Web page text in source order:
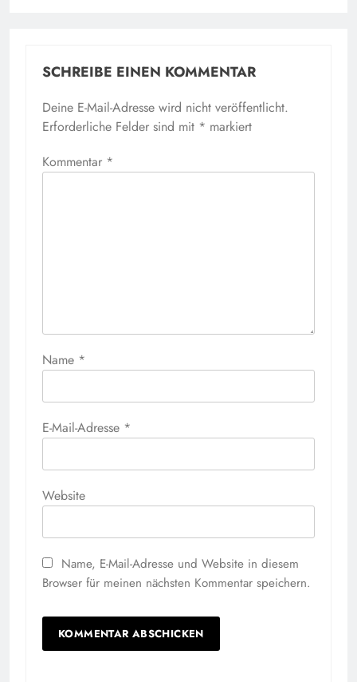
SCHREIBE EINEN KOMMENTAR
Deine E-Mail-Adresse wird nicht veröffentlicht.
Erforderliche Felder sind mit * markiert
Kommentar *
Name *
E-Mail-Adresse *
Website
Name, E-Mail-Adresse und Website in diesem
Browser für meinen nächsten Kommentar speichern.